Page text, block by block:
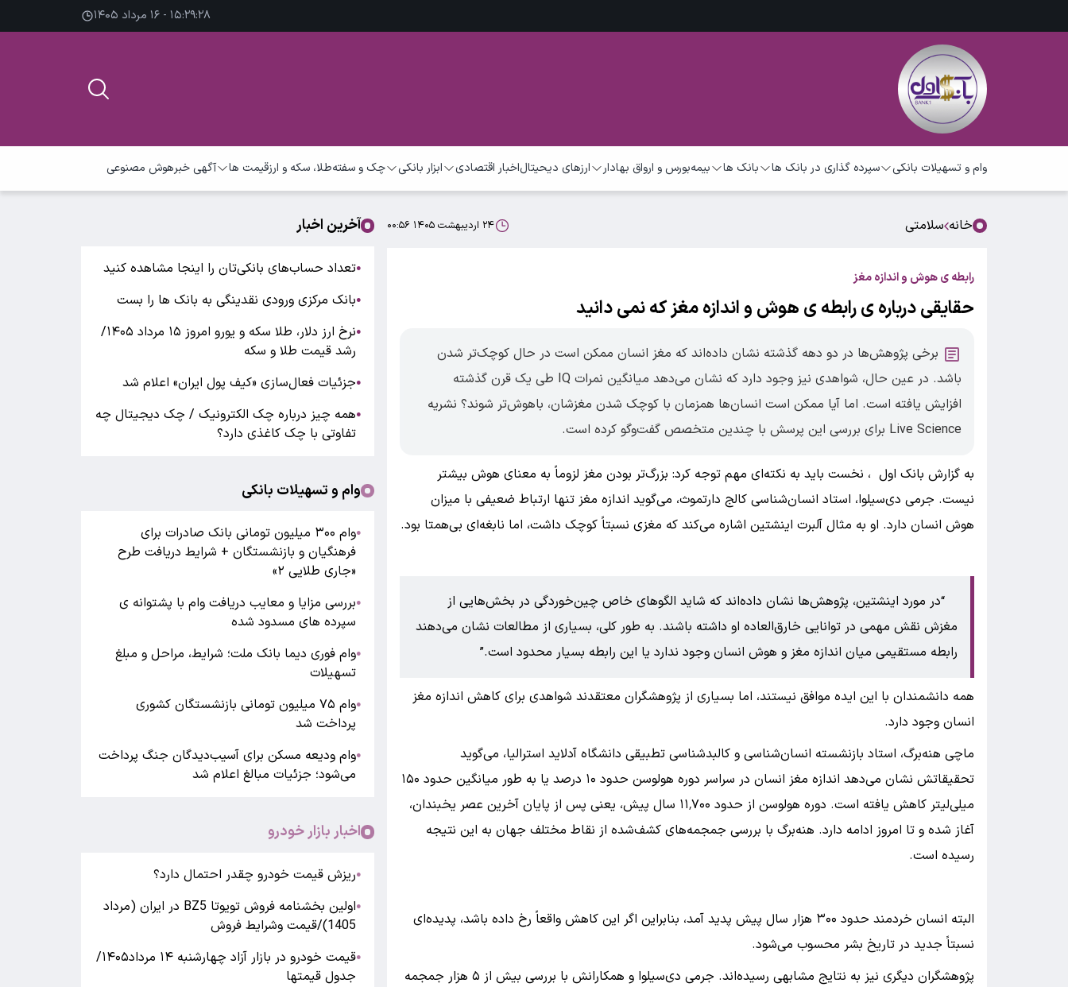
۱۵:۲۹:۲۸ - ۱۶ مرداد ۱۴۰۵
وام و تسهیلات بانکی سپرده گذاری در بانک ها بانک ها بیمهبورس و ارواق بهادار ارزهای دیحیتالاخبار اقتصادی ابزار بانکی چک و سفتهطلا، سکه و ارزقیمت ها آگهی خبرهوش مصنوعی
خانه سلامتی ۲۴ اردیبهشت ۱۴۰۵ ۰۰:۵۶
رابطه ی هوش و اندازه مغز
حقایقی درباره ی رابطه ی هوش و اندازه مغز که نمی دانید
برخی پژوهش‌ها در دو دهه گذشته نشان داده‌اند که مغز انسان ممکن است در حال کوچک‌تر شدن
باشد. در عین حال، شواهدی نیز وجود دارد که نشان می‌دهد میانگین نمرات IQ طی یک قرن گذشته
افزایش یافته است. اما آیا ممکن است انسان‌ها همزمان با کوچک شدن مغزشان، باهوش‌تر شوند؟ نشریه
Live Science برای بررسی این پرسش با چندین متخصص گفت‌وگو کرده است.
به گزارش بانک اول ، نخست باید به نکته‌ای مهم توجه کرد: بزرگ‌تر بودن مغز لزوماً به معنای هوش بیشتر
نیست. جرمی دی‌سیلوا، استاد انسان‌شناسی کالج دارتموث، می‌گوید اندازه مغز تنها ارتباط ضعیفی با میزان
هوش انسان دارد. او به مثال آلبرت اینشتین اشاره می‌کند که مغزی نسبتاً کوچک داشت، اما نابغه‌ای بی‌همتا بود.
در مورد اینشتین، پژوهش‌ها نشان داده‌اند که شاید الگوهای خاص چین‌خوردگی در بخش‌هایی از
مغزش نقش مهمی در توانایی خارق‌العاده او داشته باشند. به طور کلی، بسیاری از مطالعات نشان می‌دهند
رابطه مستقیمی میان اندازه مغز و هوش انسان وجود ندارد یا این رابطه بسیار محدود است.
همه دانشمندان با این ایده موافق نیستند، اما بسیاری از پژوهشگران معتقدند شواهدی برای کاهش اندازه مغز
انسان وجود دارد.
ماچی هنه‌برگ، استاد بازنشسته انسان‌شناسی و کالبدشناسی تطبیقی دانشگاه آدلاید استرالیا، می‌گوید
تحقیقاتش نشان می‌دهد اندازه مغز انسان در سراسر دوره هولوسن حدود ۱۰ درصد یا به طور میانگین حدود ۱۵۰
میلی‌لیتر کاهش یافته است. دوره هولوسن از حدود ۱۱٬۷۰۰ سال پیش، یعنی پس از پایان آخرین عصر یخبندان،
آغاز شده و تا امروز ادامه دارد. هنه‌برگ با بررسی جمجمه‌های کشف‌شده از نقاط مختلف جهان به این نتیجه
رسیده است.
البته انسان خردمند حدود ۳۰۰ هزار سال پیش پدید آمد، بنابراین اگر این کاهش واقعاً رخ داده باشد، پدیده‌ای
نسبتاً جدید در تاریخ بشر محسوب می‌شود.
پژوهشگران دیگری نیز به نتایج مشابهی رسیده‌اند. جرمی دی‌سیلوا و همکارانش با بررسی بیش از ۵ هزار جمجمه
آخرین اخبار
●تعداد حساب‌های بانکی‌تان را اینجا مشاهده کنید
●بانک مرکزی ورودی نقدینگی به بانک ها را بست
●
نرخ ارز دلار، طلا سکه و یورو امروز ۱۵ مرداد ۱۴۰۵/
رشد قیمت طلا و سکه
●جزئیات فعال‌سازی «کیف پول ایران» اعلام شد
●همه چیز درباره چک الکترونیک / چک دیجیتال چه
تفاوتی با چک کاغذی دارد؟
وام و تسهیلات بانکی
●
وام ۳۰۰ میلیون تومانی بانک صادرات برای
فرهنگیان و بازنشستگان + شرایط دریافت طرح
«جاری طلایی ۲»
●بررسی مزایا و معایب دریافت وام با پشتوانه ی
سپرده های مسدود شده
●وام فوری دیما بانک ملت؛ شرایط، مراحل و مبلغ
تسهیلات
●
وام ۷۵ میلیون تومانی بازنشستگان کشوری
پرداخت شد
●وام ودیعه مسکن برای آسیب‌دیدگان جنگ پرداخت
می‌شود؛ جزئیات مبالغ اعلام شد
اخبار بازار خودرو
●ریزش قیمت خودرو چقدر احتمال دارد؟
●
اولین بخشنامه فروش تویوتا BZ5 در ایران (مرداد
1405)/قیمت وشرایط فروش
●
قیمت خودرو در بازار آزاد چهارشنبه ۱۴ مرداد۱۴۰۵/
جدول قیمتها